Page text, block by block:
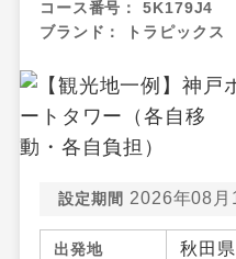
コース番号：
5K179J4
ブランド：
トラピックス
設定期間 2026年08月
出発地 秋田県